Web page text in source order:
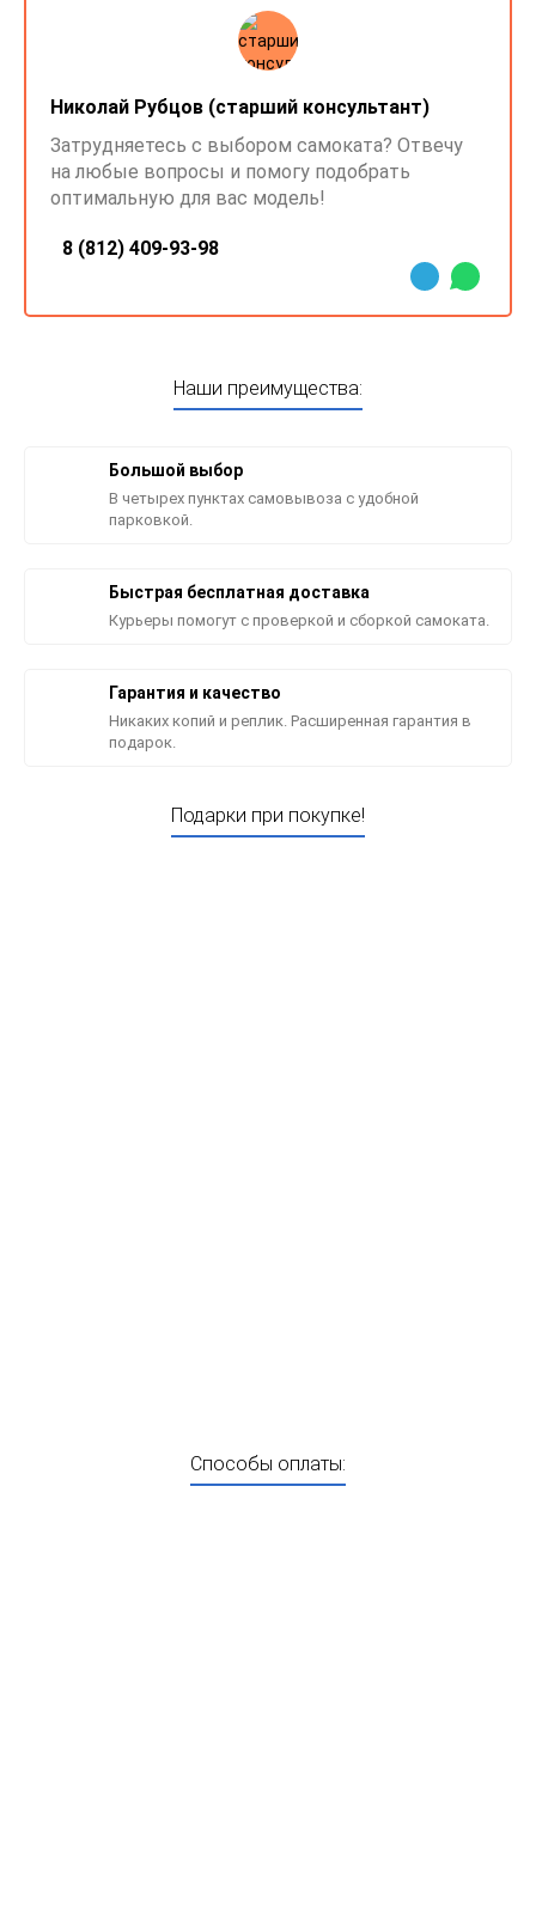
Николай Рубцов (старший консультант)
Затрудняетесь с выбором самоката? Отвечу
на любые вопросы и помогу подобрать
оптимальную для вас модель!
8 (812) 409-93-98
Наши преимущества:
Большой выбор
В четырех пунктах самовывоза с удобной
парковкой.
Быстрая бесплатная доставка
Курьеры помогут с проверкой и сборкой самоката.
Гарантия и качество
Никаких копий и реплик. Расширенная гарантия в
подарок.
Подарки при покупке!
Способы оплаты: